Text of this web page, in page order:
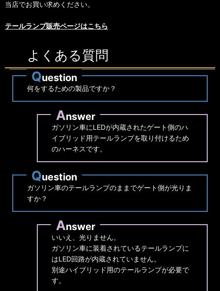
当店でお買い求めください。
テールランプ販売ページはこちら
よくある質問
Question
何をするための製品ですか？
Answer
ガソリン車にLEDが内蔵されたゲート側のハ
イブリッド用テールランプを取り付けるため
のハーネスです。
Question
ガソリン車のテールランプのままでゲート側が光りま
すか？
Answer
いいえ、光りません。
ガソリン車に装着されているテールランプに
はLED回路が内蔵されていません。
別途ハイブリッド用のテールランプが必要で
す。